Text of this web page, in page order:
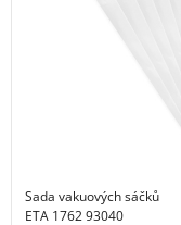
Sada vakuových sáčků
ETA 1762 93040